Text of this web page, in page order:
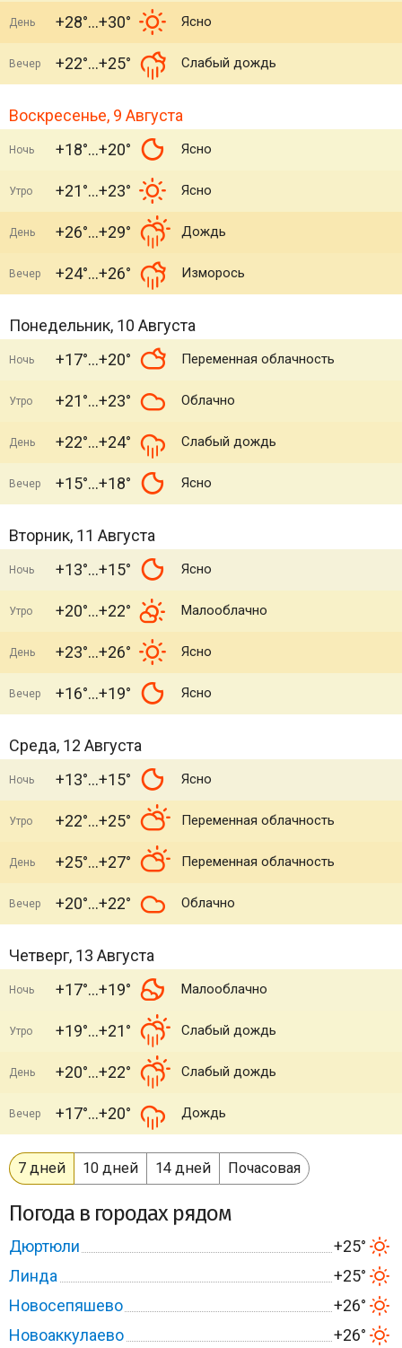
День +28° +30° Ясно
Вечер +22° +25° Слабый дождь
Воскресенье, 9 Августа
Ночь +18° +20° Ясно
Утро +21° +23° Ясно
День +26° +29° Дождь
Вечер +24° +26° Изморось
Понедельник, 10 Августа
Ночь +17° +20° Переменная облачность
Утро +21° +23° Облачно
День +22° +24° Слабый дождь
Вечер +15° +18° Ясно
Вторник, 11 Августа
Ночь +13° +15° Ясно
Утро +20° +22° Малооблачно
День +23° +26° Ясно
Вечер +16° +19° Ясно
Среда, 12 Августа
Ночь +13° +15° Ясно
Утро +22° +25° Переменная облачность
День +25° +27° Переменная облачность
Вечер +20° +22° Облачно
Четверг, 13 Августа
Ночь +17° +19° Малооблачно
Утро +19° +21° Слабый дождь
День +20° +22° Слабый дождь
Вечер +17° +20° Дождь
7 дней 10 дней 14 дней Почасовая
Погода в городах рядом
Дюртюли
+25°
Линда
+25°
Новосепяшево
+26°
Новоаккулаево
+26°